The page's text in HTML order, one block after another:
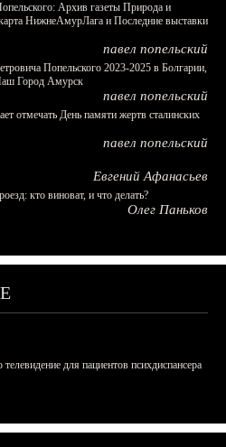
Архив газеты Природа и
НижнеАмурЛага и Последние выставки
павел попельский
Попельского 2023-2025 в Болгарии,
Город Амурск
павел попельский
отмечать День памяти жертв сталинских
павел попельский
Евгений Афанасьев
кто виноват, и что делать?
Олег Паньков
для пациентов психдиспансера